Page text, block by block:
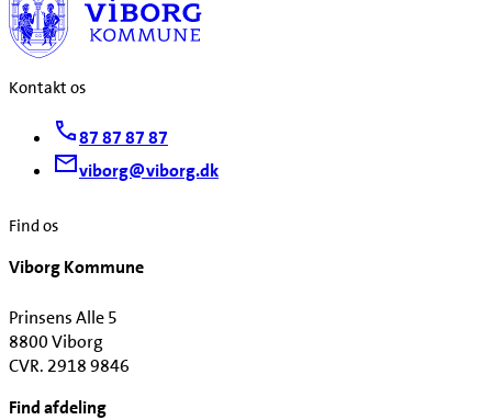
Kontakt os
87 87 87 87
viborg@viborg.dk
Find os
Viborg Kommune
Prinsens Alle 5
8800 Viborg
CVR. 2918 9846
Find afdeling